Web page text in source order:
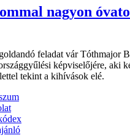
nagyon
feladat vár Tóthmajor
képviselőjére, aki
tekint a kihívások elé.